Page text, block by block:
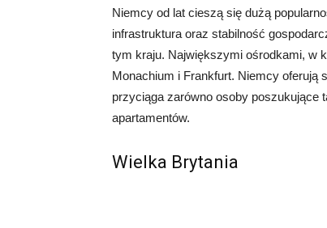
Niemcy od lat cieszą się dużą
infrastruktura oraz stabilność
tym kraju. Największymi ośrodkami, w
Monachium i Frankfurt. Niemcy oferują
przyciąga zarówno osoby poszukujące
apartamentów.
Wielka Brytania